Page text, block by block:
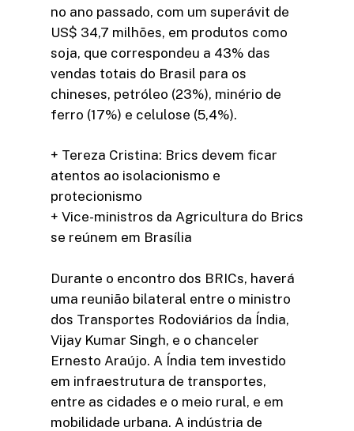
no ano passado, com um superávit de
US$ 34,7 milhões, em produtos como
soja, que correspondeu a 43% das
vendas totais do Brasil para os
chineses, petróleo (23%), minério de
ferro (17%) e celulose (5,4%).
+ Tereza Cristina: Brics devem ficar
atentos ao isolacionismo e
protecionismo
+ Vice-ministros da Agricultura do Brics
se reúnem em Brasília
Durante o encontro dos BRICs, haverá
uma reunião bilateral entre o ministro
dos Transportes Rodoviários da Índia,
Vijay Kumar Singh, e o chanceler
Ernesto Araújo. A Índia tem investido
em infraestrutura de transportes,
entre as cidades e o meio rural, e em
mobilidade urbana. A indústria de